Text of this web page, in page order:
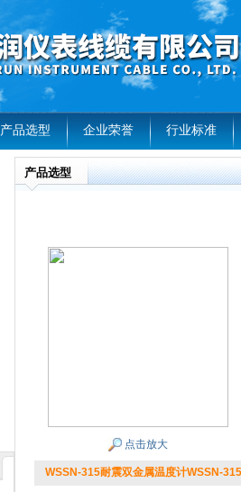
产品选型 企业荣誉 行业标准
产品选型
点击放大
WSSN-315耐震双金属温度计WSSN-315